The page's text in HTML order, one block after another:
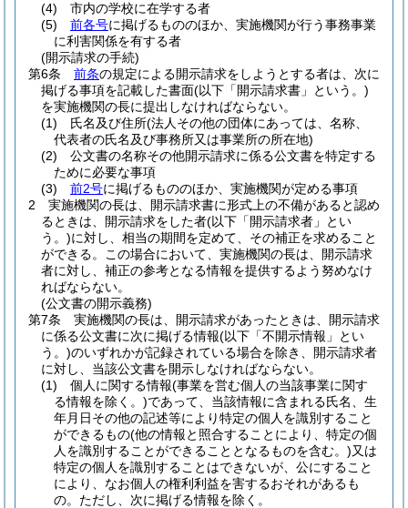
(4)
市内の学校に在学する者
(5)
前各号に掲げるもののほか、実施機関が行う事務事業
に利害関係を有する者
(開示請求の手続)
第6条
前条の規定による開示請求をしようとする者は、次に
掲げる事項を記載した書面(以下「開示請求書」という。)
を実施機関の長に提出しなければならない。
(1)
氏名及び住所(法人その他の団体にあっては、名称、
代表者の氏名及び事務所又は事業所の所在地)
(2)
公文書の名称その他開示請求に係る公文書を特定する
ために必要な事項
(3)
前2号に掲げるもののほか、実施機関が定める事項
2
実施機関の長は、開示請求書に形式上の不備があると認め
るときは、開示請求をした者(以下「開示請求者」とい
う。)に対し、相当の期間を定めて、その補正を求めること
ができる。
この場合において、実施機関の長は、開示請求
者に対し、補正の参考となる情報を提供するよう努めなけ
ればならない。
(公文書の開示義務)
第7条
実施機関の長は、開示請求があったときは、開示請求
に係る公文書に次に掲げる情報(以下「不開示情報」とい
う。)のいずれかが記録されている場合を除き、開示請求者
に対し、当該公文書を開示しなければならない。
(1)
個人に関する情報(事業を営む個人の当該事業に関す
る情報を除く。)であって、当該情報に含まれる氏名、生
年月日その他の記述等により特定の個人を識別すること
ができるもの(他の情報と照合することにより、特定の個
人を識別することができることとなるものを含む。)又は
特定の個人を識別することはできないが、公にすること
により、なお個人の権利利益を害するおそれがあるも
の。 ただし、次に掲げる情報を除く。